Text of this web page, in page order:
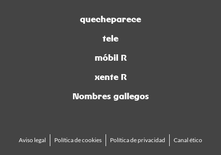
quecheparece
tele
móbil R
xente R
Nombres gallegos
Aviso legal Política de cookies Política de privacidad Canal ético